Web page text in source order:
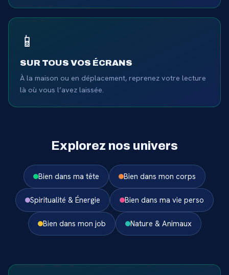
📱
SUR TOUS VOS ÉCRANS
À la maison ou en déplacement, reprenez votre lecture
là où vous l’avez laissée.
Explorez nos univers
Bien dans ma tête Bien dans mon corps
Spiritualité & Énergie Bien dans ma vie perso
Bien dans mon job Nature & Animaux